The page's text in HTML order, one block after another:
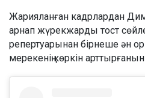
Жарияланған кадрлардан
арнап жүрекжарды тост
репертуарынан бірнеше ән
мерекенің көркін